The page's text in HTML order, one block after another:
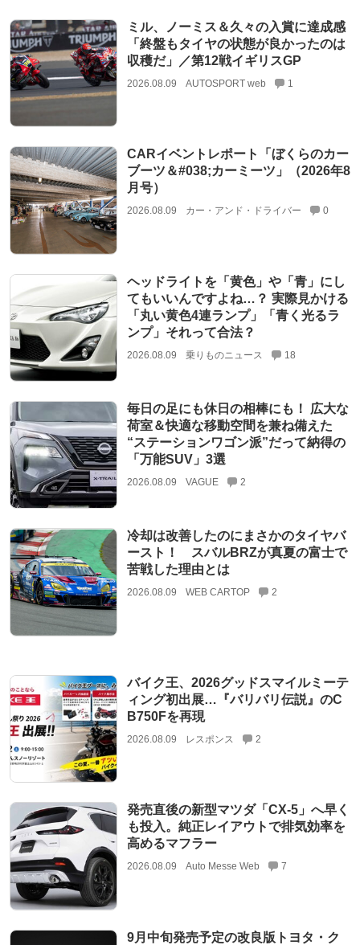
ミル、ノーミス＆久々の入賞に達成感
「終盤もタイヤの状態が良かったのは
収穫だ」／第12戦イギリスGP
2026.08.09 AUTOSPORT web 1
CARイベントレポート「ぼくらのカー
ブーツ＆#038;カーミーツ」（2026年8
月号）
2026.08.09 カー・アンド・ドライバー 0
ヘッドライトを「黄色」や「青」にし
てもいいんですよね…？ 実際見かける
「丸い黄色4連ランプ」「青く光るラ
ンプ」それって合法？
2026.08.09 乗りものニュース 18
毎日の足にも休日の相棒にも！ 広大な
荷室＆快適な移動空間を兼ね備えた
“ステーションワゴン派”だって納得の
「万能SUV」3選
2026.08.09 VAGUE 2
冷却は改善したのにまさかのタイヤバ
ースト！ スバルBRZが真夏の富士で
苦戦した理由とは
2026.08.09 WEB CARTOP 2
バイク王、2026グッドスマイルミーテ
ィング初出展…『バリバリ伝説』のC
B750Fを再現
2026.08.09 レスポンス 2
発売直後の新型マツダ「CX-5」へ早く
も投入。純正レイアウトで排気効率を
高めるマフラー
2026.08.09 Auto Messe Web 7
9月中旬発売予定の改良版トヨタ・ク